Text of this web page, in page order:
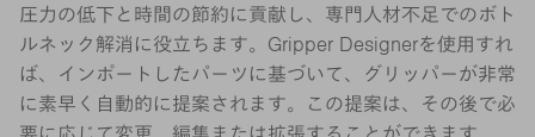
圧力の低下と時間の節約に貢献し、専門人材不足でのボト
ルネック解消に役立ちます。Gripper Designerを使用すれ
ば、インポートしたパーツに基づいて、グリッパーが非常
に素早く自動的に提案されます。この提案は、その後で必